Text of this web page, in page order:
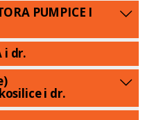
PUMPICE I
i dr.
i dr.